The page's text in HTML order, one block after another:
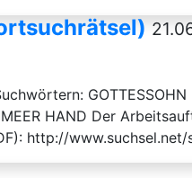
GOTTESSOHN
MEER HAND Der
http://www.suchsel.net/